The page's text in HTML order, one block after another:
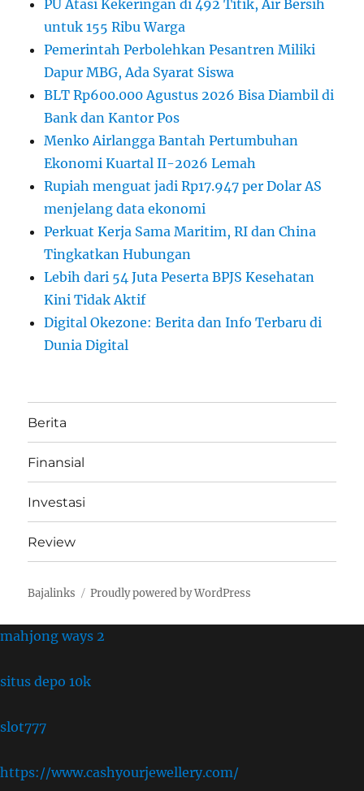
PU Atasi Kekeringan di 492 Titik, Air Bersih
untuk 155 Ribu Warga
Pemerintah Perbolehkan Pesantren Miliki
Dapur MBG, Ada Syarat Siswa
BLT Rp600.000 Agustus 2026 Bisa Diambil di
Bank dan Kantor Pos
Menko Airlangga Bantah Pertumbuhan
Ekonomi Kuartal II-2026 Lemah
Rupiah menguat jadi Rp17.947 per Dolar AS
menjelang data ekonomi
Perkuat Kerja Sama Maritim, RI dan China
Tingkatkan Hubungan
Lebih dari 54 Juta Peserta BPJS Kesehatan
Kini Tidak Aktif
Digital Okezone: Berita dan Info Terbaru di
Dunia Digital
Berita
Finansial
Investasi
Review
Bajalinks Proudly powered by WordPress
mahjong ways 2
situs depo 10k
slot777
https://www.cashyourjewellery.com/